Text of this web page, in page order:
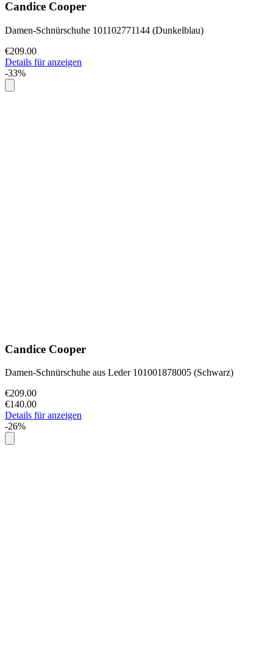
Candice Cooper
Damen-Schnürschuhe 101102771144 (Dunkelblau)
€209.00
Details für anzeigen
-33%
Candice Cooper
Damen-Schnürschuhe aus Leder 101001878005 (Schwarz)
€209.00
€140.00
Details für anzeigen
-26%